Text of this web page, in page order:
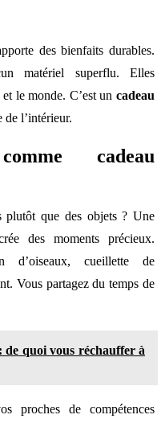
des bienfaits durables.
matériel superflu. Elles
le monde. C’est un cadeau
de l’intérieur.
cadeau
plutôt que des objets ? Une
des moments précieux.
d’oiseaux, cueillette de
Vous partagez du temps de
de quoi vous réchauffer à
proches de compétences